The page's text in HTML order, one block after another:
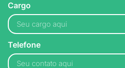
Cargo
Telefone